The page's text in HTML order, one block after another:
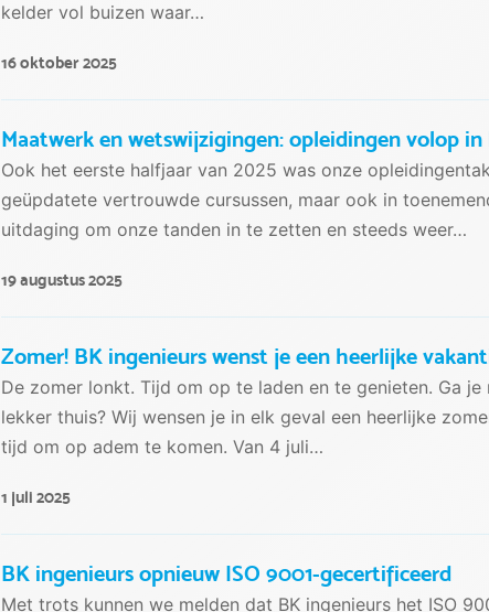
kelder vol buizen waar…
16 oktober 2025
Maatwerk en wetswijzigingen: opleidingen volop in
Ook het eerste halfjaar van 2025 was onze
geüpdatete vertrouwde cursussen, maar ook in
uitdaging om onze tanden in te zetten en steeds weer…
19 augustus 2025
Zomer! BK ingenieurs wenst je een heerlijke
De zomer lonkt. Tijd om op te laden en te genieten. Ga
lekker thuis? Wij wensen je in elk geval een heerlijke
tijd om op adem te komen. Van 4 juli…
1 juli 2025
BK ingenieurs opnieuw ISO 9001-gecertificeerd
Met trots kunnen we melden dat BK ingenieurs het ISO